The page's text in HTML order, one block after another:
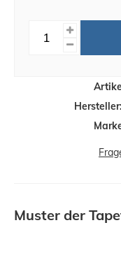
Hersteller:
Muster der